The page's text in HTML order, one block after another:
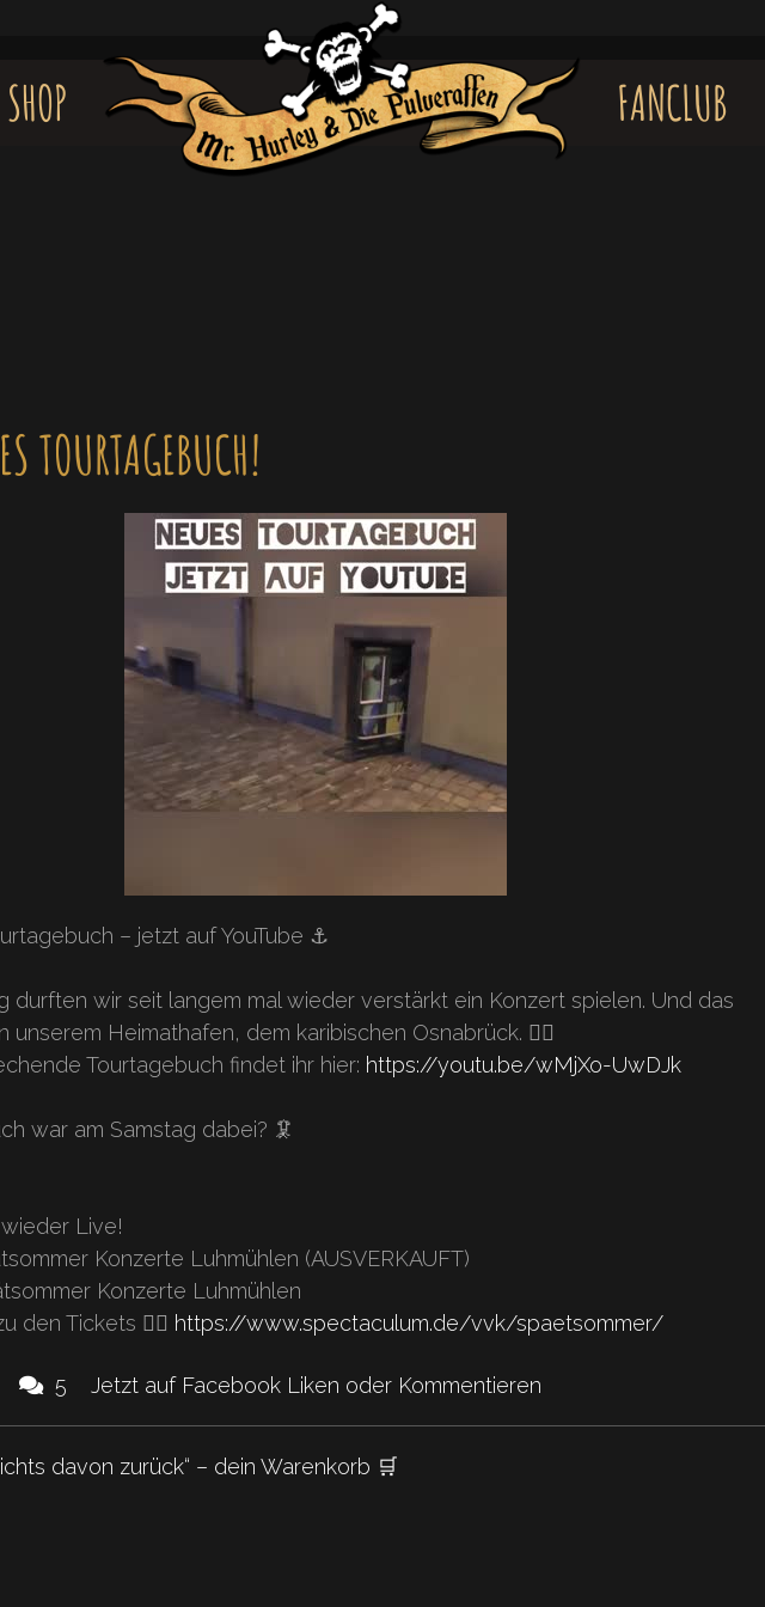
SHOP FANCLUB
TOURTAGEBUCH!
– jetzt auf YouTube ⚓️
durften wir seit langem mal wieder verstärkt ein Konzert spielen. Und das
unserem Heimathafen, dem karibischen Osnabrück. 🏴‍☠️
Tourtagebuch findet ihr hier: https://youtu.be/wMjXo-UwDJk
war am Samstag dabei? 🦑
Live!
Konzerte Luhmühlen (AUSVERKAUFT)
Konzerte Luhmühlen
den Tickets 👉🏻 https://www.spectaculum.de/vvk/spaetsommer/
Likes
5 Kommentare.
Jetzt auf Facebook Liken oder Kommentieren
davon zurück“ – dein Warenkorb 🛒